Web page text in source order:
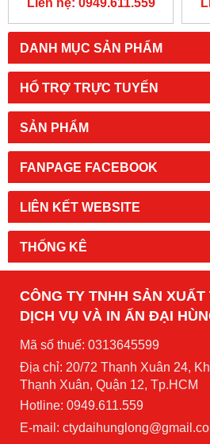
DANH MỤC SẢN PHẨM
HỔ TRỢ TRỰC TUYẾN
SẢN PHẨM
FANPAGE FACEBOOK
LIÊN KẾT WEBSITE
THỐNG KÊ
CÔNG TY TNHH SẢN
DỊCH VỤ VÀ IN ẤN ĐẠI
Mã số thuế: 0313645599
Địa chỉ: 20/72 Thạnh Xuân 24,
Thạnh Xuân, Quận 12, Tp.HCM
Hotline: 0949.611.559
E-mail: